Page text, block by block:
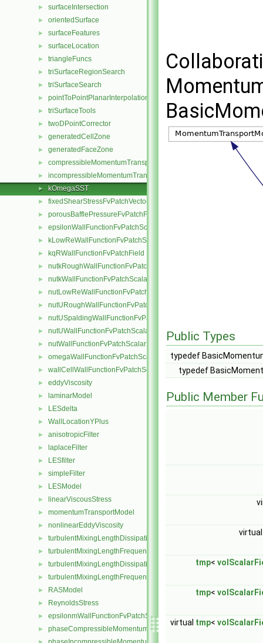
► surfaceIntersection
► orientedSurface
► surfaceFeatures
► surfaceLocation
► triangleFuncs
► triSurfaceRegionSearch
► triSurfaceSearch
► pointToPointPlanarInterpolation
► triSurfaceTools
► twoDPointCorrector
► generatedCellZone
► generatedFaceZone
► compressibleMomentumTransportModel
► incompressibleMomentumTransportModel
► kOmegaSST
► fixedShearStressFvPatchVectorField
► porousBafflePressureFvPatchField
► epsilonWallFunctionFvPatchScalarField
► kLowReWallFunctionFvPatchScalarField
► kqRWallFunctionFvPatchField
► nutkRoughWallFunctionFvPatchScalarField
► nutkWallFunctionFvPatchScalarField
► nutLowReWallFunctionFvPatchScalarField
► nutURoughWallFunctionFvPatchScalarField
► nutUSpaldingWallFunctionFvPatchScalarField
► nutUWallFunctionFvPatchScalarField
► nutWallFunctionFvPatchScalarField
► omegaWallFunctionFvPatchScalarField
► wallCellWallFunctionFvPatchScalarField
► eddyViscosity
► laminarModel
► LESdelta
► WallLocationYPlus
► anisotropicFilter
► laplaceFilter
► LESfilter
► simpleFilter
► LESModel
► linearViscousStress
► momentumTransportModel
► nonlinearEddyViscosity
► turbulentMixingLengthDissipationRateFvScalarFieldSource
► turbulentMixingLengthFrequencyFvScalarFieldSource
► turbulentMixingLengthDissipationRateInletFvPatchScalarField
► turbulentMixingLengthFrequencyInletFvPatchScalarField
► RASModel
► ReynoldsStress
► epsilonmWallFunctionFvPatchScalarField
► phaseCompressibleMomentumTransportModel
Public Types
typedef
typedef
Public Member
tmp<
tmp<
virtual tmp<